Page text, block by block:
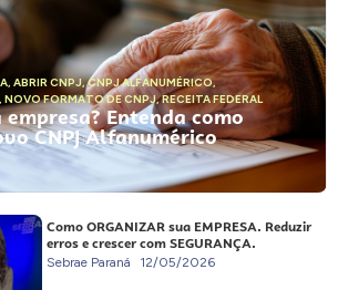
, ABRIR CNPJ,CNPJ ALFANUMÉRICO,
, NOVO FORMATO DE CNPJ,RECEITA FEDERAL
Entenda como
CNPJ Alfanumérico
Como ORGANIZAR sua EMPRESA. Reduzir
erros e crescer com SEGURANÇA.
Sebrae Paraná 12/05/2026